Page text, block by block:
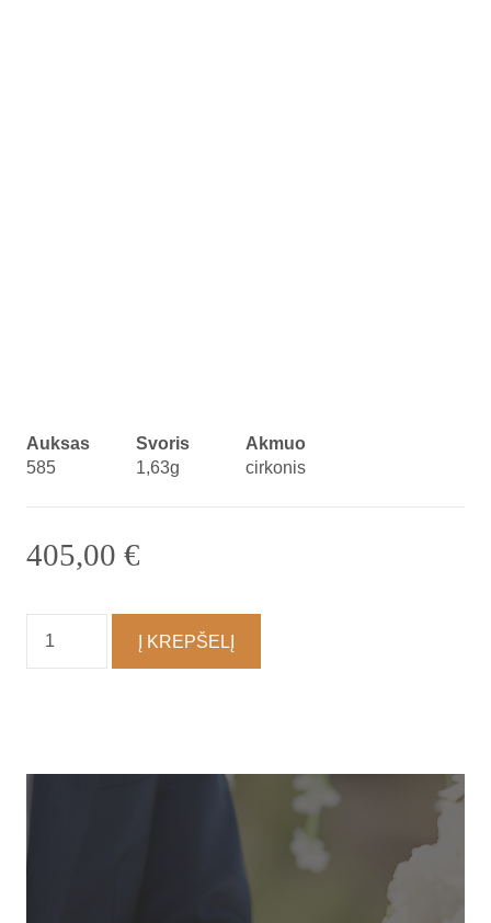
Auksas
585
Svoris
1,63g
Akmuo
cirkonis
405,00 €
kiekis:
Auskarai
Į KREPŠELĮ